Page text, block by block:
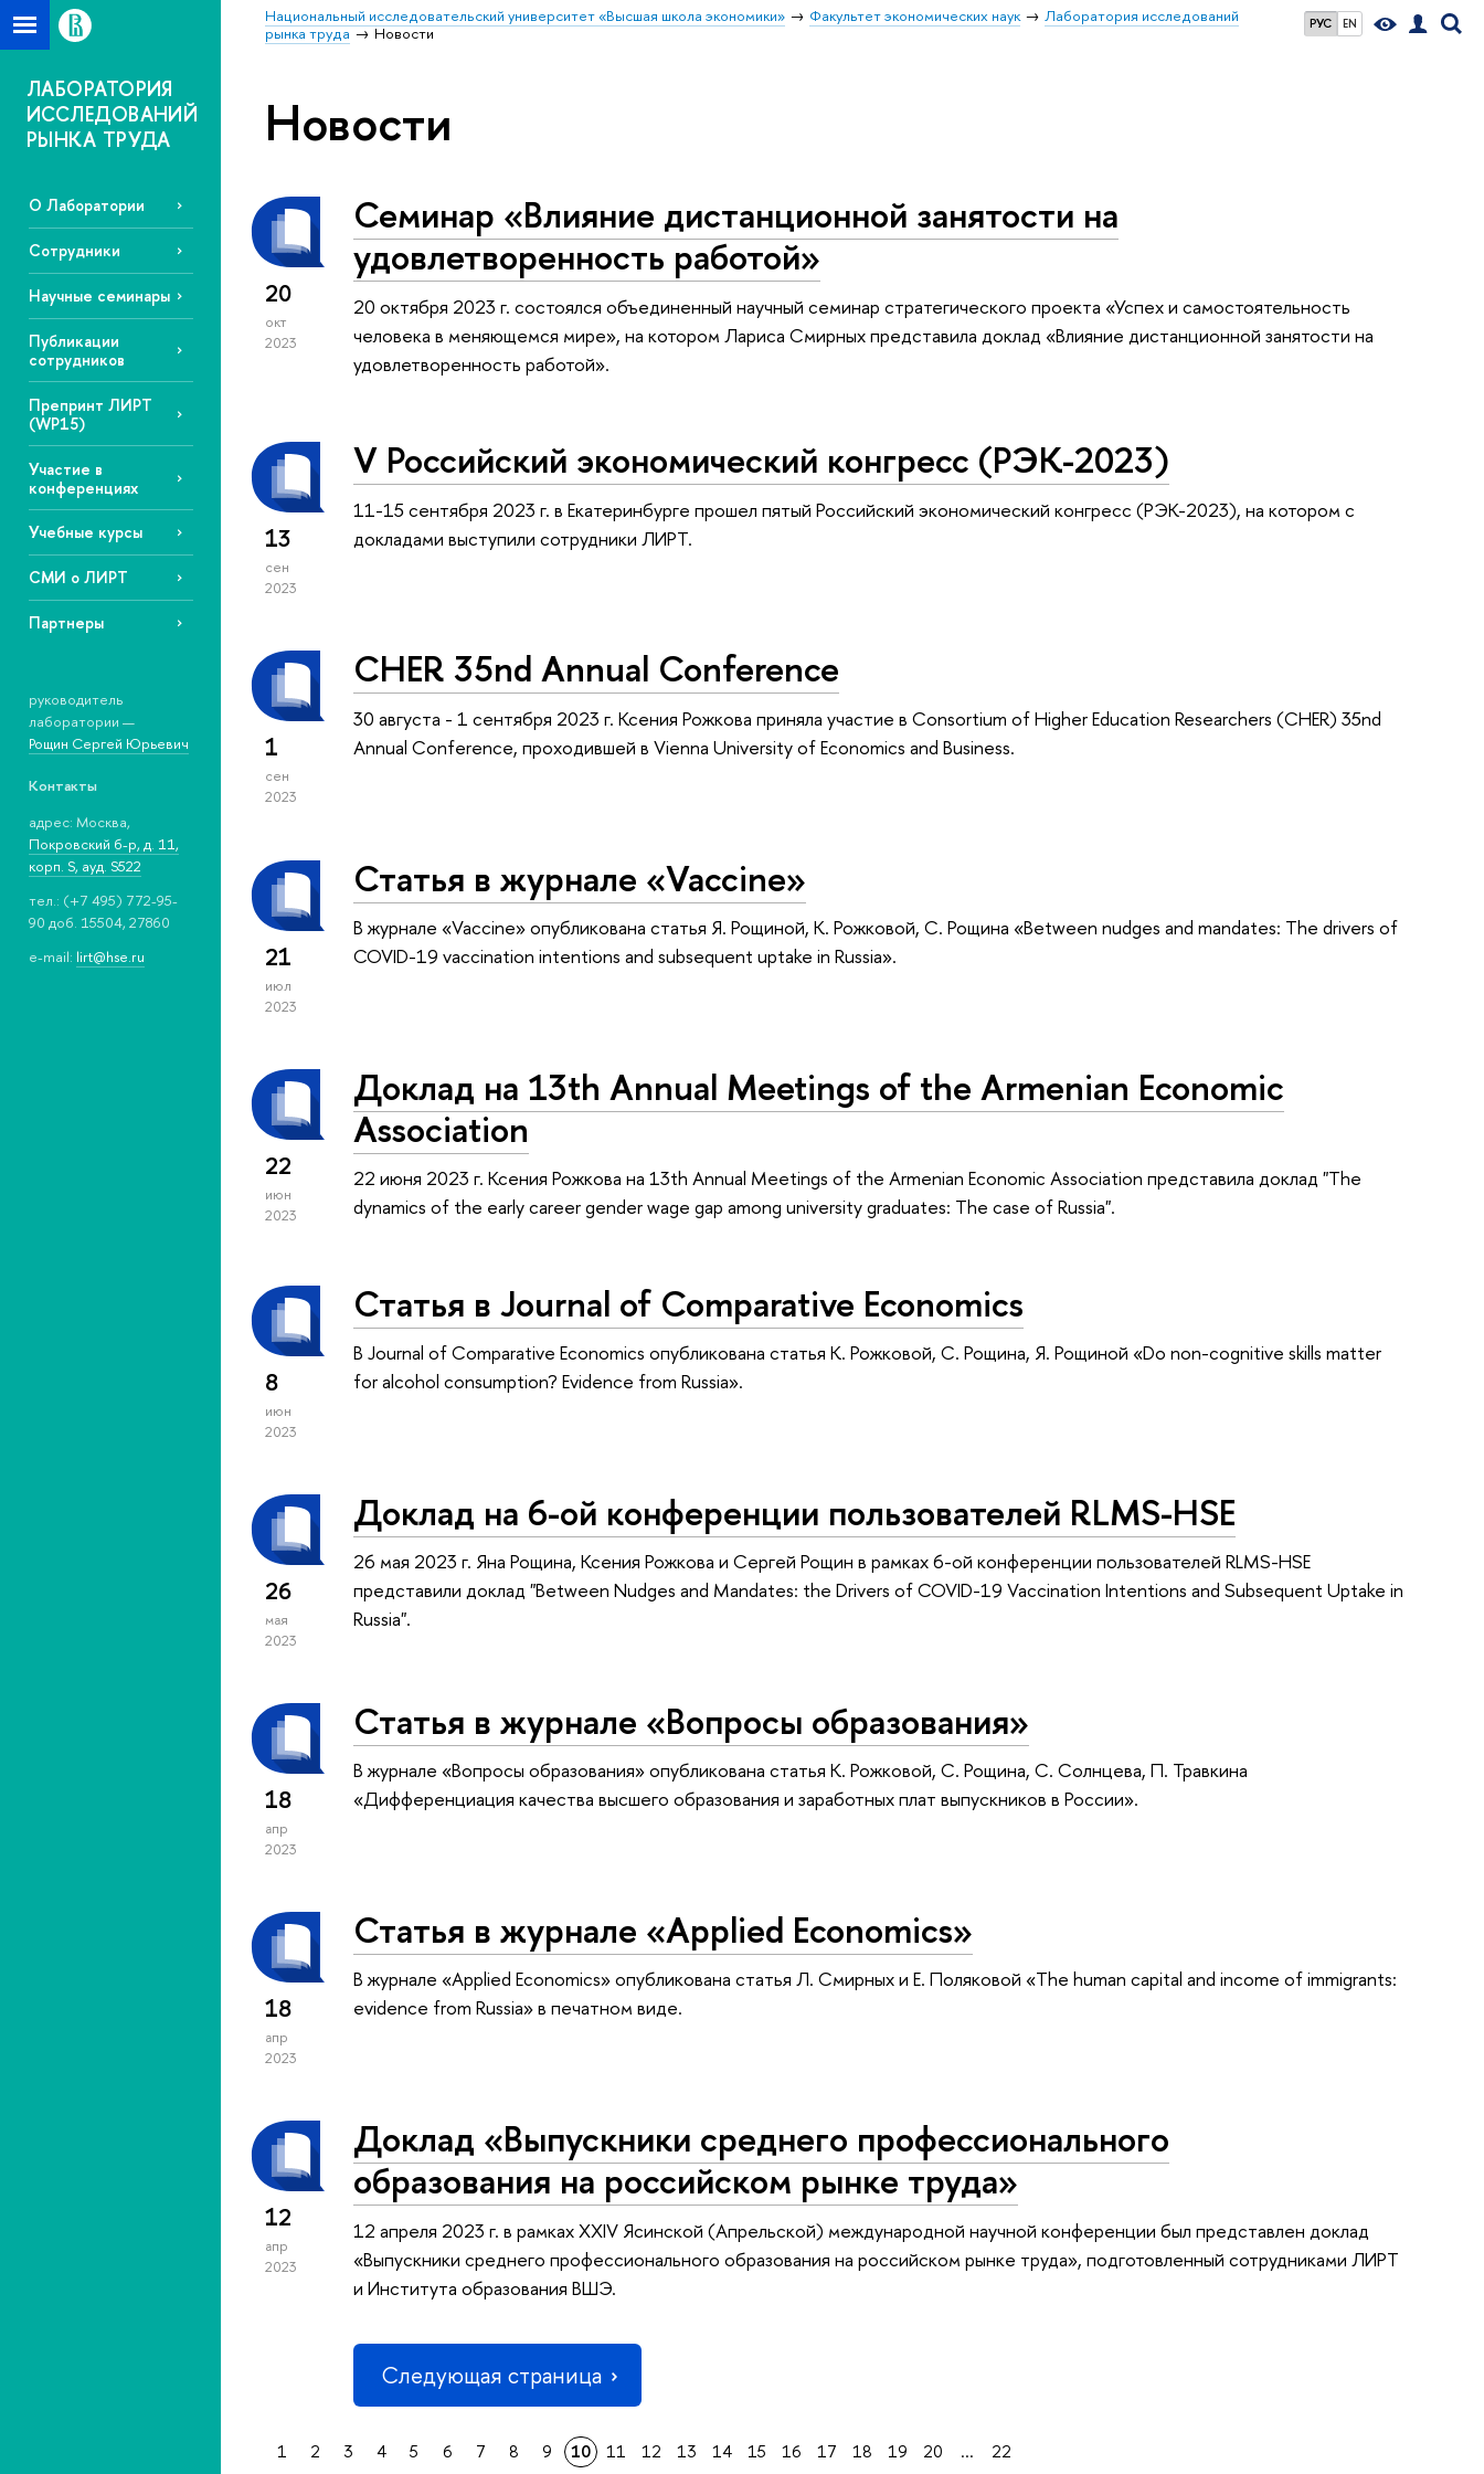
РУС EN
Национальный исследовательский университет «Высшая школа экономики» Факультет экономических наук
Лаборатория исследований
рынка труда
Новости
ЛАБОРАТОРИЯ
ИССЛЕДОВАНИЙ
РЫНКА ТРУДА
О Лаборатории
Сотрудники
Научные семинары
Публикации
сотрудников
Препринт ЛИРТ
(WP15)
Участие в
конференциях
Учебные курсы
СМИ о ЛИРТ
Партнеры
руководитель
лаборатории —
Рощин Сергей Юрьевич
Контакты
адрес: Москва,
Покровский б-р, д. 11,
корп. S, ауд. S522
тел.: (+7 495) 772-95-
90 доб. 15504, 27860
e-mail: lirt@hse.ru
Новости
20
окт
2023
Семинар «Влияние дистанционной занятости на
удовлетворенность работой»
20 октября 2023 г. состоялся объединенный научный семинар стратегического проекта «Успех и самостоятельность
человека в меняющемся мире», на котором Лариса Смирных представила доклад «Влияние дистанционной занятости на
удовлетворенность работой».
13
сен
2023
V Российский экономический конгресс (РЭК-2023)
11-15 сентября 2023 г. в Екатеринбурге прошел пятый Российский экономический конгресс (РЭК-2023), на котором с
докладами выступили сотрудники ЛИРТ.
1
сен
2023
CHER 35nd Annual Conference
30 августа - 1 сентября 2023 г. Ксения Рожкова приняла участие в Consortium of Higher Education Researchers (CHER) 35nd
Annual Conference, проходившей в Vienna University of Economics and Business.
21
июл
2023
Статья в журнале «Vaccine»
В журнале «Vaccine» опубликована статья Я. Рощиной, К. Рожковой, С. Рощина «Between nudges and mandates: The drivers of
COVID-19 vaccination intentions and subsequent uptake in Russia».
22
июн
2023
Доклад на 13th Annual Meetings of the Armenian Economic
Association
22 июня 2023 г. Ксения Рожкова на 13th Annual Meetings of the Armenian Economic Association представила доклад "The
dynamics of the early career gender wage gap among university graduates: The case of Russia".
8
июн
2023
Статья в Journal of Comparative Economics
В Journal of Comparative Economics опубликована статья К. Рожковой, С. Рощина, Я. Рощиной «Do non-cognitive skills matter
for alcohol consumption? Evidence from Russia».
26
мая
2023
Доклад на 6-ой конференции пользователей RLMS-HSE
26 мая 2023 г. Яна Рощина, Ксения Рожкова и Сергей Рощин в рамках 6-ой конференции пользователей RLMS-HSE
представили доклад "Between Nudges and Mandates: the Drivers of COVID-19 Vaccination Intentions and Subsequent Uptake in
Russia".
18
апр
2023
Статья в журнале «Вопросы образования»
В журнале «Вопросы образования» опубликована статья К. Рожковой, С. Рощина, С. Солнцева, П. Травкина
«Дифференциация качества высшего образования и заработных плат выпускников в России».
18
апр
2023
Статья в журнале «Applied Economics»
В журнале «Applied Economics» опубликована статья Л. Смирных и Е. Поляковой «The human capital and income of immigrants:
evidence from Russia» в печатном виде.
12
апр
2023
Доклад «Выпускники среднего профессионального
образования на российском рынке труда»
12 апреля 2023 г. в рамках XXIV Ясинской (Апрельской) международной научной конференции был представлен доклад
«Выпускники среднего профессионального образования на российском рынке труда», подготовленный сотрудниками ЛИРТ
и Института образования ВШЭ.
Следующая страница
1 2 3 4 5 6 7 8 9 10 11 12 13 14 15 16 17 18 19 20 ... 22